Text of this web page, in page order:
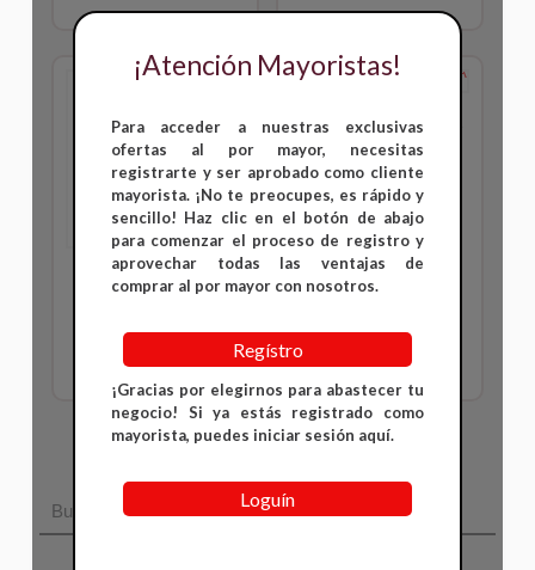
Amortiguadores RX
115
Inicia sesión para ver
Amortiguadores VIVA
FD 115
Inicia sesión para ver
precios
¡Atención Mayoristas!
Para acceder a nuestras exclusivas
ofertas al por mayor, necesitas
registrarte y ser aprobado como cliente
mayorista. ¡No te preocupes, es rápido y
sencillo! Haz clic en el botón de abajo
para comenzar el proceso de registro y
aprovechar todas las ventajas de
comprar al por mayor con nosotros.
Regístro
¡Gracias por elegirnos para abastecer tu
negocio! Si ya estás registrado como
mayorista, puedes iniciar sesión aquí.
Loguín